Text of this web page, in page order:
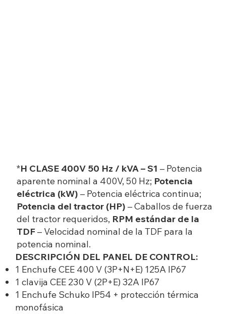
*H CLASE 400V 50 Hz / kVA – S1 – Potencia
aparente nominal a 400V, 50 Hz; Potencia
eléctrica (kW) – Potencia eléctrica continua;
Potencia del tractor (HP) – Caballos de fuerza
del tractor requeridos, RPM estándar de la
TDF – Velocidad nominal de la TDF para la
potencia nominal.
DESCRIPCIÓN DEL PANEL DE CONTROL:
1 Enchufe CEE 400 V (3P+N+E) 125A IP67
1 clavija CEE 230 V (2P+E) 32A IP67
1 Enchufe Schuko IP54 + protección térmica
monofásica